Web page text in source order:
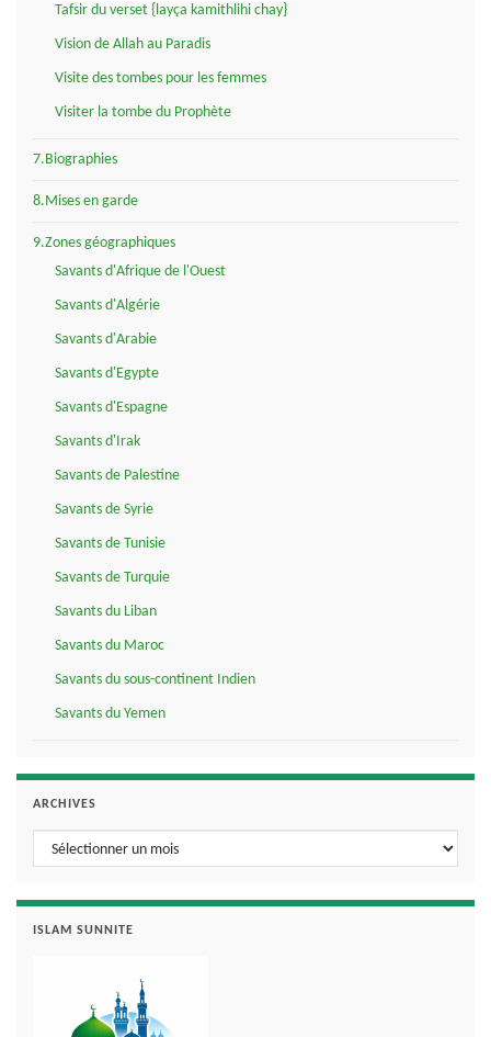
Tafsir du verset {layça kamithlihi chay}
Vision de Allah au Paradis
Visite des tombes pour les femmes
Visiter la tombe du Prophète
7.Biographies
8.Mises en garde
9.Zones géographiques
Savants d'Afrique de l'Ouest
Savants d'Algérie
Savants d'Arabie
Savants d'Egypte
Savants d'Espagne
Savants d'Irak
Savants de Palestine
Savants de Syrie
Savants de Tunisie
Savants de Turquie
Savants du Liban
Savants du Maroc
Savants du sous-continent Indien
Savants du Yemen
ARCHIVES
Archives
ISLAM SUNNITE